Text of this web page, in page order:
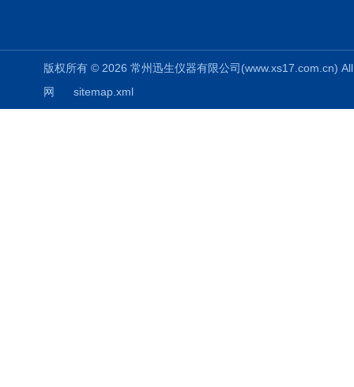
版权所有 © 2026 常州迅生仪器有限公司
网
sitemap.xml